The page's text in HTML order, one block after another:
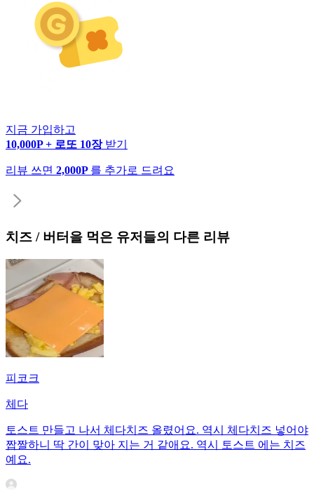
지금 가입하고
10,000P + 로또 10장 받기
리뷰 쓰면 2,000P 를 추가로 드려요
치즈 / 버터 을 먹은 유저들의 다른 리뷰
피코크
체다
토스트 만들고 나서 체다치즈 올렸어요. 역시 체다치즈 넣어야
짭짤하니 딱 간이 맞아 지는 거 같애요. 역시 토스트 에는 치즈
예요.